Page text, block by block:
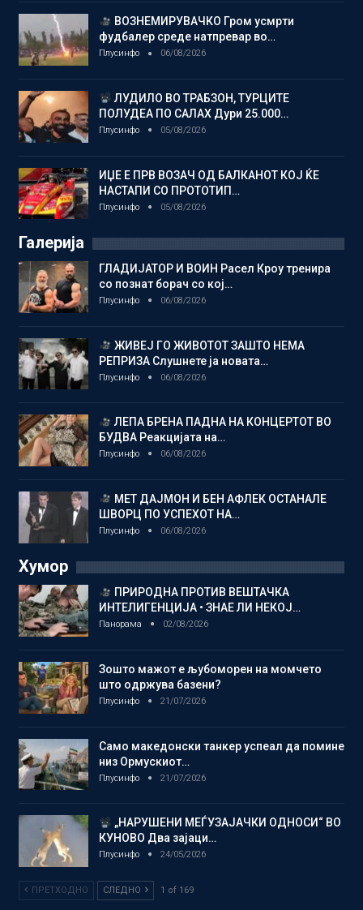
ВОЗНЕМИРУВАЧКО Гром усмрти
фудбалер среде натпревар во…
Плусинфо 06/08/2026
ЛУДИЛО ВО ТРАБЗОН, ТУРЦИТЕ
ПОЛУДЕА ПО САЛАХ Дури 25.000…
Плусинфо 05/08/2026
ИЏЕ Е ПРВ ВОЗАЧ ОД БАЛКАНОТ КОЈ ЌЕ
НАСТАПИ СО ПРОТОТИП…
Плусинфо 05/08/2026
Галерија
ГЛАДИЈАТОР И ВОИН Расел Кроу тренира
со познат борач со кој…
Плусинфо 06/08/2026
ЖИВЕЈ ГО ЖИВОТОТ ЗАШТО НЕМА
РЕПРИЗА Слушнете ја новата…
Плусинфо 06/08/2026
ЛЕПА БРЕНА ПАДНА НА КОНЦЕРТОТ ВО
БУДВА Реакцијата на…
Плусинфо 06/08/2026
МЕТ ДАЈМОН И БЕН АФЛЕК ОСТАНАЛЕ
ШВОРЦ ПО УСПЕХОТ НА…
Плусинфо 06/08/2026
Хумор
ПРИРОДНА ПРОТИВ ВЕШТАЧКА
ИНТЕЛИГЕНЦИЈА • ЗНАЕ ЛИ НЕКОЈ…
Панорама 02/08/2026
Зошто мажот е љубоморен на момчето
што одржува базени?
Плусинфо 21/07/2026
Само македонски танкер успеал да помине
низ Ормускиот…
Плусинфо 21/07/2026
„НАРУШЕНИ МЕЃУЗАЈАЧКИ ОДНОСИ“ ВО
КУНОВО Два зајаци…
Плусинфо 24/05/2026
ПРЕТХОДНО СЛЕДНО 1 of 169